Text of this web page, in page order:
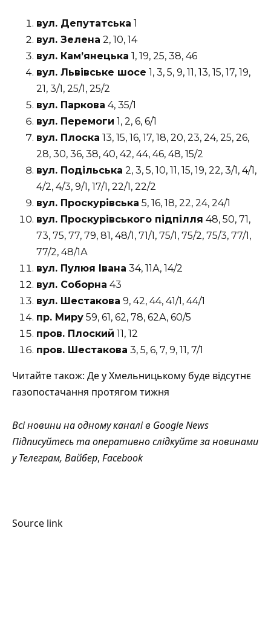
вул. Депутатська 1
вул. Зелена 2, 10, 14
вул. Кам’янецька 1, 19, 25, 38, 46
вул. Львівське шосе 1, 3, 5, 9, 11, 13, 15, 17, 19,
21, 3/1, 25/1, 25/2
вул. Паркова 4, 35/1
вул. Перемоги 1, 2, 6, 6/1
вул. Плоска 13, 15, 16, 17, 18, 20, 23, 24, 25, 26,
28, 30, 36, 38, 40, 42, 44, 46, 48, 15/2
вул. Подільська 2, 3, 5, 10, 11, 15, 19, 22, 3/1, 4/1,
4/2, 4/3, 9/1, 17/1, 22/1, 22/2
вул. Проскурівська 5, 16, 18, 22, 24, 24/1
вул. Проскурівського підпілля 48, 50, 71,
73, 75, 77, 79, 81, 48/1, 71/1, 75/1, 75/2, 75/3, 77/1,
77/2, 48/1А
вул. Пулюя Івана 34, 11А, 14/2
вул. Соборна 43
вул. Шестакова 9, 42, 44, 41/1, 44/1
пр. Миру 59, 61, 62, 78, 62А, 60/5
пров. Плоский 11, 12
пров. Шестакова 3, 5, 6, 7, 9, 11, 7/1
Читайте також: Де у Хмельницькому буде відсутнє
газопостачання протягом тижня
Всі новини на одному каналі в Google News
Підписуйтесь та оперативно слідкуйте за новинами
уТелеграм, Вайбер, Facebook
Source link